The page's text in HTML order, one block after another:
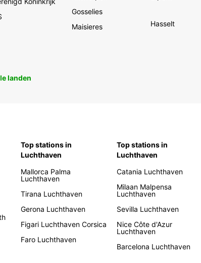
Gosselies
Maisieres
Hasselt
landen
Top stations in
Luchthaven
Mallorca Palma
Luchthaven
Tirana Luchthaven
Gerona Luchthaven
Figari Luchthaven Corsica
Faro Luchthaven
Top stations in
Luchthaven
Catania Luchthaven
Milaan Malpensa
Luchthaven
Sevilla Luchthaven
Nice Côte d'Azur
Luchthaven
Barcelona Luchthaven